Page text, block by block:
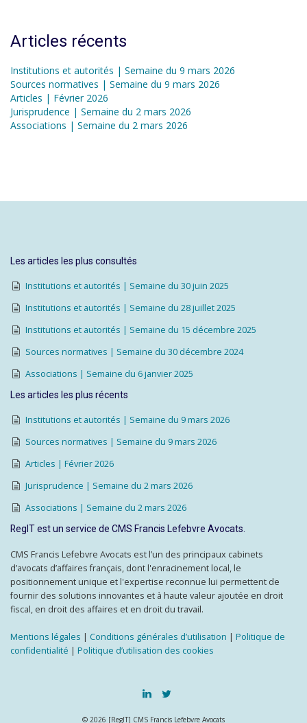
Articles récents
Institutions et autorités | Semaine du 9 mars 2026
Sources normatives | Semaine du 9 mars 2026
Articles | Février 2026
Jurisprudence | Semaine du 2 mars 2026
Associations | Semaine du 2 mars 2026
Les articles les plus consultés
Institutions et autorités | Semaine du 30 juin 2025
Institutions et autorités | Semaine du 28 juillet 2025
Institutions et autorités | Semaine du 15 décembre 2025
Sources normatives | Semaine du 30 décembre 2024
Associations | Semaine du 6 janvier 2025
Les articles les plus récents
Institutions et autorités | Semaine du 9 mars 2026
Sources normatives | Semaine du 9 mars 2026
Articles | Février 2026
Jurisprudence | Semaine du 2 mars 2026
Associations | Semaine du 2 mars 2026
RegIT est un service de CMS Francis Lefebvre Avocats.
CMS Francis Lefebvre Avocats est l’un des principaux cabinets
d’avocats d’affaires français, dont l'enracinement local, le
positionnement unique et l'expertise reconnue lui permettent de
fournir des solutions innovantes et à haute valeur ajoutée en droit
fiscal, en droit des affaires et en droit du travail.
Mentions légales | Conditions générales d’utilisation | Politique de
confidentialité | Politique d’utilisation des cookies
© 2026 [RegIT] CMS Francis Lefebvre Avocats